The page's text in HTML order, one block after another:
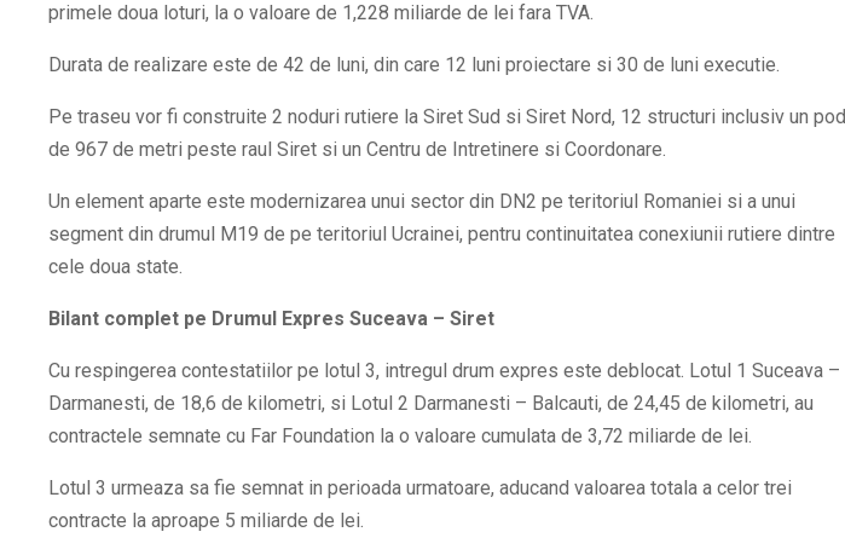
primele doua loturi, la o valoare de 1,228 miliarde de lei fara TVA.
Durata de realizare este de 42 de luni, din care 12 luni proiectare si 30 de luni executie.
Pe traseu vor fi construite 2 noduri rutiere la Siret Sud si Siret Nord, 12 structuri inclusiv un pod
de 967 de metri peste raul Siret si un Centru de Intretinere si Coordonare.
Un element aparte este modernizarea unui sector din DN2 pe teritoriul Romaniei si a unui
segment din drumul M19 de pe teritoriul Ucrainei, pentru continuitatea conexiunii rutiere dintre
cele doua state.
Bilant complet pe Drumul Expres Suceava – Siret
Cu respingerea contestatiilor pe lotul 3, intregul drum expres este deblocat. Lotul 1 Suceava –
Darmanesti, de 18,6 de kilometri, si Lotul 2 Darmanesti – Balcauti, de 24,45 de kilometri, au
contractele semnate cu Far Foundation la o valoare cumulata de 3,72 miliarde de lei.
Lotul 3 urmeaza sa fie semnat in perioada urmatoare, aducand valoarea totala a celor trei
contracte la aproape 5 miliarde de lei.